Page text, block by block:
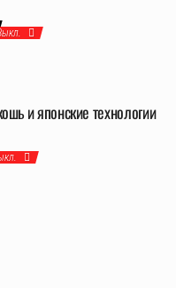
и японские технологии